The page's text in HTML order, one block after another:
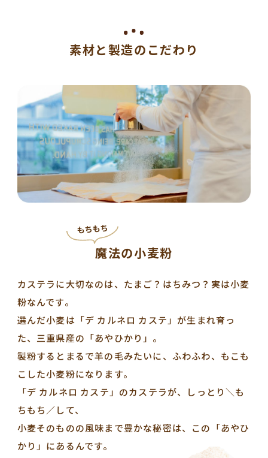
素材と製造のこだわり
もちもち
魔法の小麦粉
カステラに大切なのは、たまご？はちみつ？実は小麦
粉なんです。
選んだ小麦は「デ カルネロ カステ」が生まれ育っ
た、三重県産の「あやひかり」。
製粉するとまるで羊の毛みたいに、ふわふわ、もこも
こした小麦粉になります。
「デ カルネロ カステ」のカステラが、しっとり＼も
ちもち／して、
小麦そのものの風味まで豊かな秘密は、この「あやひ
かり」にあるんです。